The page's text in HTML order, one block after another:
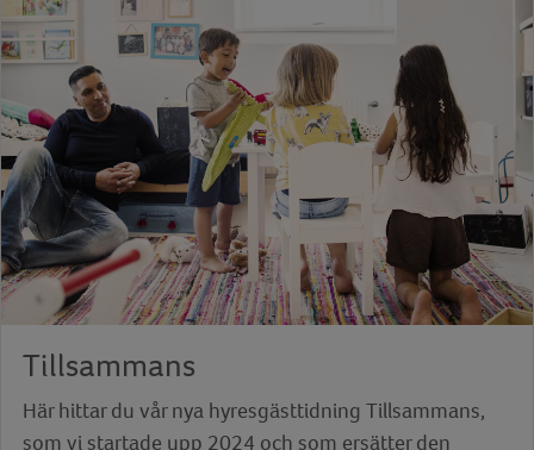
Tillsammans
Här hittar du vår nya hyresgästtidning Tillsammans,
som vi startade upp 2024 och som ersätter den